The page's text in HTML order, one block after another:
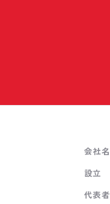
会社名
設立
代表者